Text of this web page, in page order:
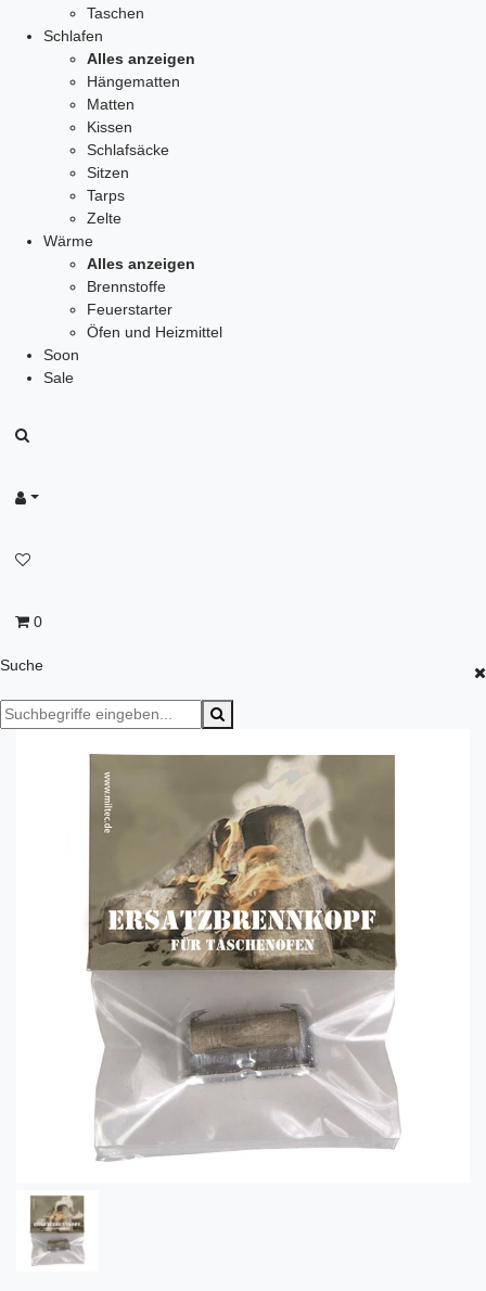
Taschen
Schlafen
Alles anzeigen
Hängematten
Matten
Kissen
Schlafsäcke
Sitzen
Tarps
Zelte
Wärme
Alles anzeigen
Brennstoffe
Feuerstarter
Öfen und Heizmittel
Soon
Sale
0
Suche